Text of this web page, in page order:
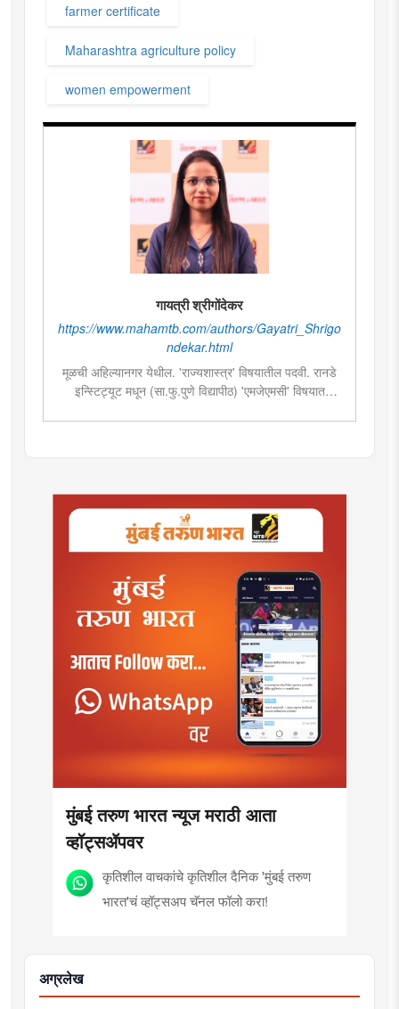
farmer certificate
Maharashtra agriculture policy
women empowerment
गायत्री श्रीगोंदेकर
https://www.mahamtb.com/authors/Gayatri_Shrigo
ndekar.html
मूळची अहिल्यानगर येथील. 'राज्यशास्त्र' विषयातील पदवी. रानडे
इन्स्टिट्यूट मधून (सा.फु.पुणे विद्यापीठ) 'एमजेएमसी' विषयात
प्रतिनिधी' या पदावर रुजू. सद्यस्थितीत 'इन्फ्रास्ट्रक्चर आणि
मुंबई तरुण भारत न्यूज मराठी आता
व्हॉट्सॲपवर
कृतिशील वाचकांचे कृतिशील दैनिक 'मुंबई तरुण
भारत'चं व्हॉट्सअप चॅनल फॉलो करा!
अग्रलेख